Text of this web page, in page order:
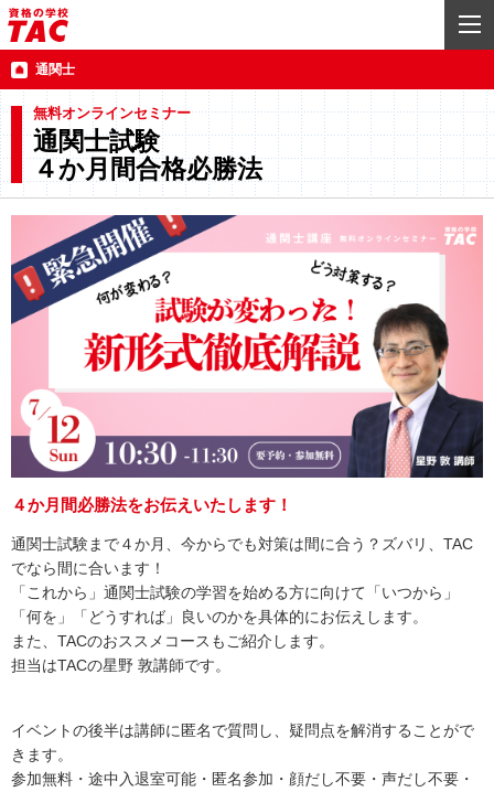
通関士
無料オンラインセミナー
通関士試験
４か月間合格必勝法
４か月間必勝法をお伝えいたします！
通関士試験まで４か月、今からでも対策は間に合う？ズバリ、TAC
でなら間に合います！
「これから」通関士試験の学習を始める方に向けて「いつから」
「何を」「どうすれば」良いのかを具体的にお伝えします。
また、TACのおススメコースもご紹介します。
担当はTACの星野 敦講師です。
イベントの後半は講師に匿名で質問し、疑問点を解消することがで
きます。
参加無料・途中入退室可能・匿名参加・顔だし不要・声だし不要・